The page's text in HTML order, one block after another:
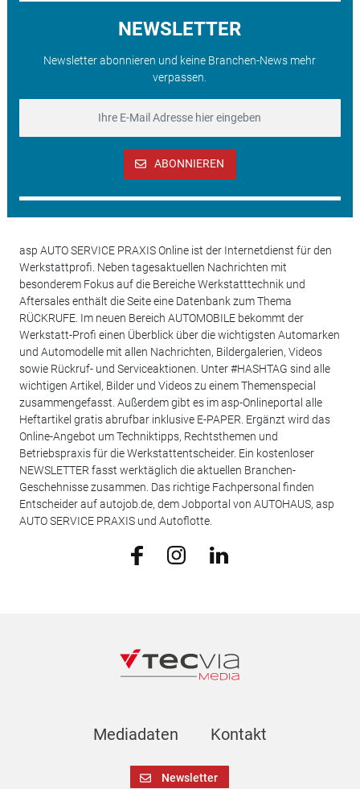
NEWSLETTER
Newsletter abonnieren und keine Branchen-News mehr
verpassen.
ABONNIEREN
asp AUTO SERVICE PRAXIS Online ist der Internetdienst für den
Werkstattprofi. Neben tagesaktuellen Nachrichten mit
besonderem Fokus auf die Bereiche Werkstatttechnik und
Aftersales enthält die Seite eine Datenbank zum Thema
RÜCKRUFE. Im neuen Bereich AUTOMOBILE bekommt der
Werkstatt-Profi einen Überblick über die wichtigsten Automarken
und Automodelle mit allen Nachrichten, Bildergalerien, Videos
sowie Rückruf- und Serviceaktionen. Unter #HASHTAG sind alle
wichtigen Artikel, Bilder und Videos zu einem Themenspecial
zusammengefasst. Außerdem gibt es im asp-Onlineportal alle
Heftartikel gratis abrufbar inklusive E-PAPER. Ergänzt wird das
Online-Angebot um Techniktipps, Rechtsthemen und
Betriebspraxis für die Werkstattentscheider. Ein kostenloser
NEWSLETTER fasst werktäglich die aktuellen Branchen-
Geschehnisse zusammen. Das richtige Fachpersonal finden
Entscheider auf autojob.de, dem Jobportal von AUTOHAUS, asp
AUTO SERVICE PRAXIS und Autoflotte.
Mediadaten Kontakt
Newsletter